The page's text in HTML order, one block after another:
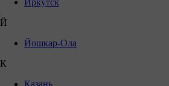
Й
Йошкар-Ола
К
Казань